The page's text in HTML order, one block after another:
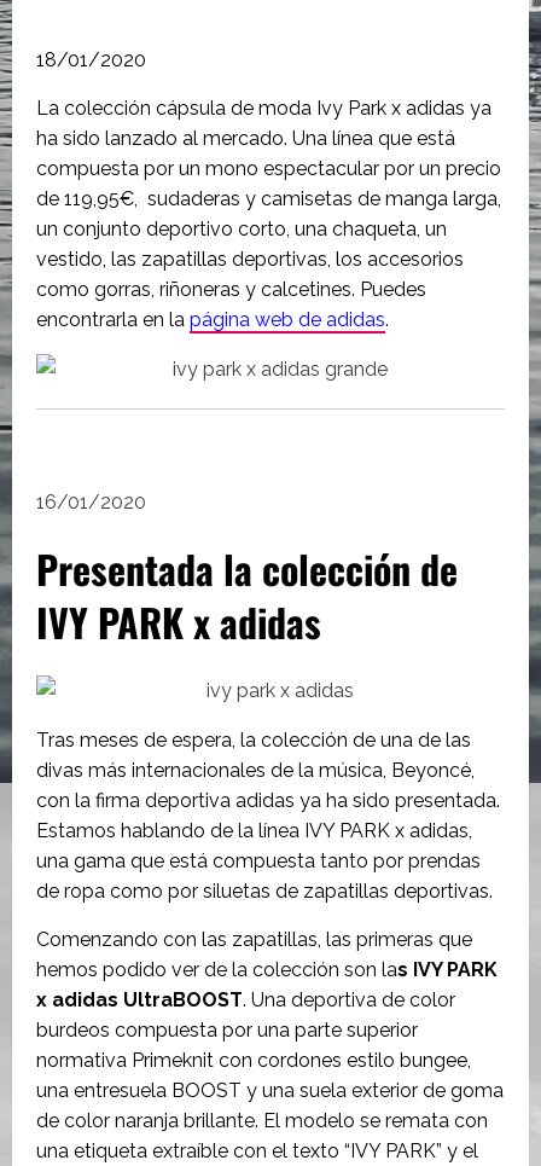
18/01/2020
La colección cápsula de moda Ivy Park x adidas ya
ha sido lanzado al mercado. Una línea que está
compuesta por un mono espectacular por un precio
de 119,95€, sudaderas y camisetas de manga larga,
un conjunto deportivo corto, una chaqueta, un
vestido, las zapatillas deportivas, los accesorios
como gorras, riñoneras y calcetines. Puedes
encontrarla en la página web de adidas.
16/01/2020
Presentada la colección de
IVY PARK x adidas
Tras meses de espera, la colección de una de las
divas más internacionales de la música, Beyoncé,
con la firma deportiva adidas ya ha sido presentada.
Estamos hablando de la línea IVY PARK x adidas,
una gama que está compuesta tanto por prendas
de ropa como por siluetas de zapatillas deportivas.
Comenzando con las zapatillas, las primeras que
hemos podido ver de la colección son las IVY PARK
x adidas UltraBOOST. Una deportiva de color
burdeos compuesta por una parte superior
normativa Primeknit con cordones estilo bungee,
una entresuela BOOST y una suela exterior de goma
de color naranja brillante. El modelo se remata con
una etiqueta extraíble con el texto “IVY PARK” y el